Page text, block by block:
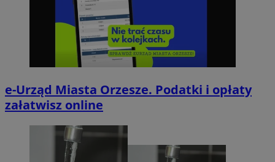
e-Urząd Miasta Orzesze. Podatki i opłaty
załatwisz online